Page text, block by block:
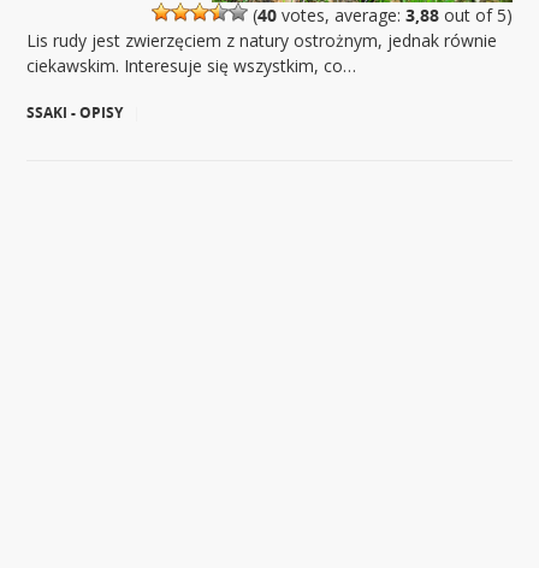
(40votes, average: 3,88out of 5)
Lis rudy jest zwierzęciem z natury ostrożnym, jednak równie
ciekawskim. Interesuje się wszystkim, co…
SSAKI - OPISY